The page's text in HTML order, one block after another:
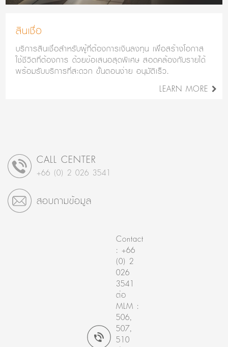
สินเชื่อ
บริการสินเชื่อสำหรับผู้ที่ต้องการเงินลงทุน เพื่อสร้างโอกาส
ใช้ชีวิตที่ต้องการ ด้วยข้อเสนอสุดพิเศษ สอดคล้องกับรายได้
พร้อมรับบริการที่สะดวก ขั้นตอนง่าย อนุมัติเร็ว.
LEARN MORE
CALL CENTER
+66 (0) 2 026 3541
สอบถามข้อมูล
Contact
: +66
(0) 2
026
3541
ต่อ
MLM :
506,
507,
510